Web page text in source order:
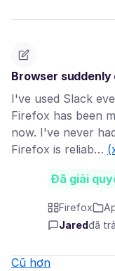
Browser suddenly
I've used Slack
Firefox has been
now. I've never
Firefox is reliab…
Đã giải
Firefox
Jaredđã
Cũ hơn